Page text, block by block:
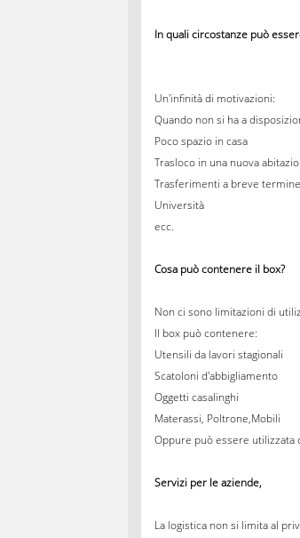
In quali circostanze può
Un'infinità di motivazioni:
Quando non si ha a
Poco spazio in casa
Trasloco in una nuova
Trasferimenti a breve termine
Università
ecc.
Cosa può contenere il box?
Non ci sono limitazioni di
Il box può contenere:
Utensili da lavori stagionali
Scatoloni d'abbigliamento
Oggetti casalinghi
Materassi, Poltrone,Mobili
Oppure può essere utilizzata
Servizi per le aziende,
La logistica non si limita al